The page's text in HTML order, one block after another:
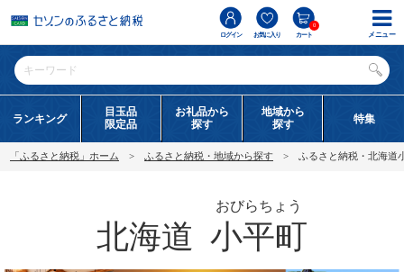
ログイン お気に入り カート
0
ランキング
目玉品
限定品
お礼品から
探す
地域から
探す
特集
「ふるさと納税」ホーム ふるさと納税・地域から探す ふるさと納税・北海道
北海道 小平町
おびらちょう
メニュー